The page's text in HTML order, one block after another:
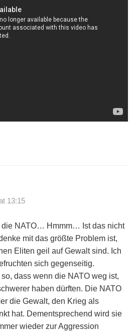
13:15
die NATO… Hmmm… Ist das nicht
mit das größte Problem ist,
Eliten geil auf Gewalt sind. Ich
sich gegenseitig.
dass wenn die NATO weg ist,
haben dürften. Die NATO
die Gewalt, den Krieg als
hat. Dementsprechend wird sie
wieder zur Aggression